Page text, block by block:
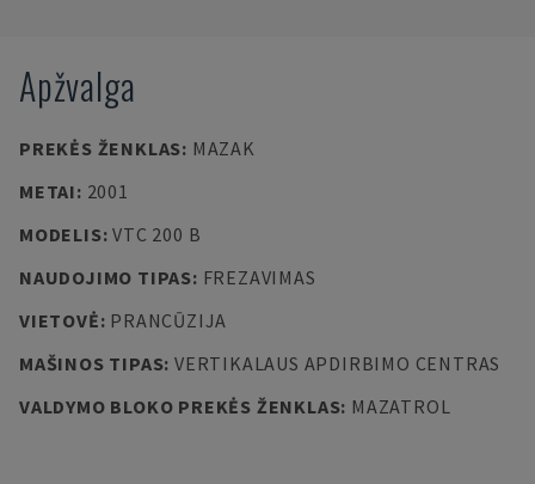
Apžvalga
PREKĖS ŽENKLAS: MAZAK
METAI: 2001
MODELIS:VTC 200 B
NAUDOJIMO TIPAS: FREZAVIMAS
VIETOVĖ: PRANCŪZIJA
MAŠINOS TIPAS: VERTIKALAUS APDIRBIMO CENTRAS
VALDYMO BLOKO PREKĖS ŽENKLAS: MAZATROL